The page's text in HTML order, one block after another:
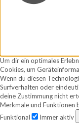
Um dir ein optimales
Cookies, um
Wenn du diesen
Surfverhalten oder
deine Zustimmung nicht
Merkmale und Funktionen
Funktional
Funktional
Immer aktiv